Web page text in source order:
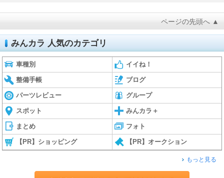
ページの先頭へ ▲
みんカラ 人気のカテゴリ
車種別 イイね！
整備手帳 ブログ
パーツレビュー グループ
スポット みんカラ＋
まとめ フォト
【PR】ショッピング 【PR】オークション
もっと見る